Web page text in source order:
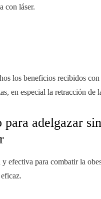
con láser.
los beneficios recibidos
en especial la retracción de
adelgazar
efectiva para combatir la